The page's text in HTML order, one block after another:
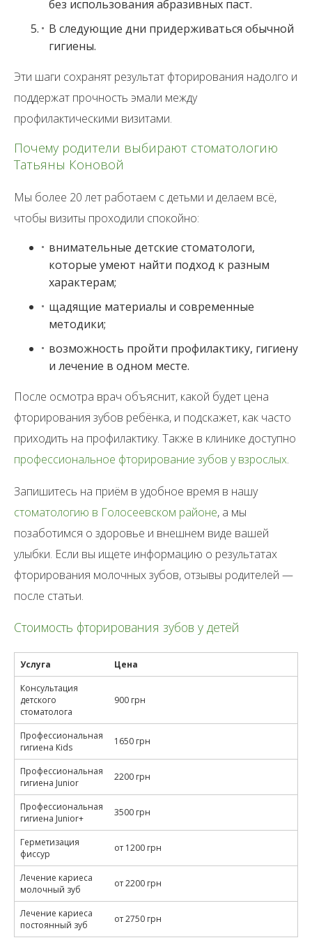
без использования абразивных паст.
В следующие дни придерживаться обычной
гигиены.
Эти шаги сохранят результат фторирования надолго и
поддержат прочность эмали между
профилактическими визитами.
Почему родители выбирают стоматологию
Татьяны Коновой
Мы более 20 лет работаем с детьми и делаем всё,
чтобы визиты проходили спокойно:
внимательные детские стоматологи,
которые умеют найти подход к разным
характерам;
щадящие материалы и современные
методики;
возможность пройти профилактику, гигиену
и лечение в одном месте.
После осмотра врач объяснит, какой будет цена
фторирования зубов ребёнка, и подскажет, как часто
приходить на профилактику. Также в клинике доступно
профессиональное фторирование зубов у взрослых.
Запишитесь на приём в удобное время в нашу
стоматологию в Голосеевском районе, а мы
позаботимся о здоровье и внешнем виде вашей
улыбки. Если вы ищете информацию о результатах
фторирования молочных зубов, отзывы родителей —
после статьи.
Стоимость фторирования зубов у детей
Услуга
Цена
Консультация
детского
стоматолога
900 грн
Профессиональная
гигиена Кids
1650 грн
Профессиональная
гигиена Junior
2200 грн
Профессиональная
гигиена Junior+
3500 грн
Герметизация
фиссур
от 1200 грн
Лечение кариеса
молочный зуб
от 2200 грн
Лечение кариеса
постоянный зуб
от 2750 грн